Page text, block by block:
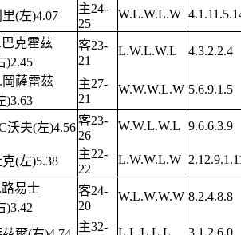
(左)4.07
主24-
25
W.L.W.L.W
巴克霍茲
)2.45
客23-
21
L.W.L.W.L 4.3.2.2.4
岡薩雷茲
)3.63
主27-
21
W.W.W.L.W 5.6.9.1.5
沃夫(左)4.56
客23-
26
W.W.L.W.L 9.6.6.3.9
(左)5.38
主22-
22
L.W.W.L.W
易士
)3.42
客24-
20
W.L.W.W.W 8.2.4.8.8
主32-
L.L.L.L.L 3.1.2.6.0